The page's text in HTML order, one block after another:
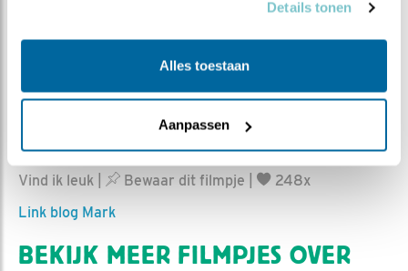
Details tonen
Alles toestaan
Aanpassen
DEEL DIT FILMPJE
Op de uitkijk
Ed Hoogkamer | Geplaatst op 17 juni 2025, 14:28 |
Vind ik leuk
Bewaar dit filmpje
248x
Link blog Mark
BEKIJK MEER FILMPJES OVER